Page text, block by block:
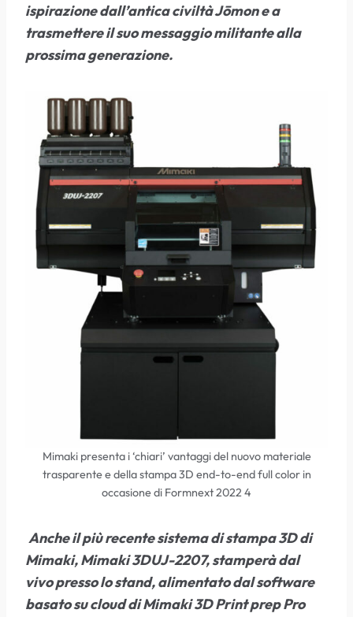
ispirazione dall’antica civiltà Jōmon e a
trasmettere il suo messaggio militante alla
prossima generazione.
Mimaki presenta i ‘chiari’ vantaggi del nuovo materiale
trasparente e della stampa 3D end-to-end full color in
occasione di Formnext 2022 4
Anche il più recente sistema di stampa 3D di
Mimaki, Mimaki 3DUJ-2207, stamperà dal
vivo presso lo stand, alimentato dal software
basato su cloud di Mimaki 3D Print prep Pro